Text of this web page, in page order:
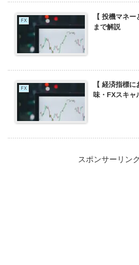
FX
【 投機マネ
まで解説
FX
【 経済指標
味・FXスキャ
スポンサーリンク